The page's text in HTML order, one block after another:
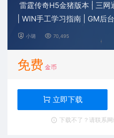
雷霆传奇H5金猪版本 | 三网
| WIN手工学习指南 | GM后
小璐 70,495
免费 金币
立即下载
下载不了？请联系